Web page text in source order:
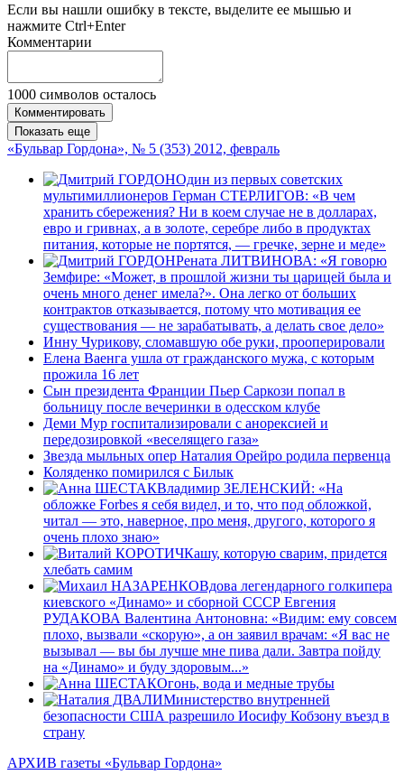
Если вы нашли ошибку в тексте, выделите ее мышью и
нажмите Ctrl+Enter
Комментарии
1000 символов осталось
Комментировать
Показать еще
«Бульвар Гордона», № 5 (353) 2012, февраль
Один из первых советских
мультимиллионеров Герман СТЕРЛИГОВ: «В чем
хранить сбережения? Ни в коем случае не в долларах,
евро и гривнах, а в золоте, серебре либо в продуктах
питания, которые не портятся, — гречке, зерне и меде»
Рената ЛИТВИНОВА: «Я говорю
Земфире: «Может, в прошлой жизни ты царицей была и
очень много денег имела?». Она легко от больших
контрактов отказывается, потому что мотивация ее
существования — не зарабатывать, а делать свое дело»
Инну Чурикову, сломавшую обе руки, прооперировали
Елена Ваенга ушла от гражданского мужа, с которым
прожила 16 лет
Сын президента Франции Пьер Саркози попал в
больницу после вечеринки в одесском клубе
Деми Мур госпитализировали с анорексией и
передозировкой «веселящего газа»
Звезда мыльных опер Наталия Орейро родила первенца
Коляденко помирился с Билык
Владимир ЗЕЛЕНСКИЙ: «На
обложке Forbes я себя видел, и то, что под обложкой,
читал — это, наверное, про меня, другого, которого я
очень плохо знаю»
Кашу, которую сварим, придется
хлебать самим
Вдова легендарного голкипера
киевского «Динамо» и сборной СССР Евгения
РУДАКОВА Валентина Антоновна: «Видим: ему совсем
плохо, вызвали «скорую», а он заявил врачам: «Я вас не
вызывал — вы бы лучше мне пива дали. Завтра пойду
на «Динамо» и буду здоровым...»
Огонь, вода и медные трубы
Министерство внутренней
безопасности США разрешило Иосифу Кобзону въезд в
страну
АРХИВ газеты «Бульвар Гордона»